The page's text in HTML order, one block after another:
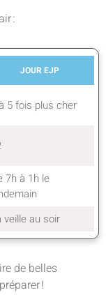
:
JOUR EJP
5 fois plus cher
7h à 1h le
veille au soir
de belles
!